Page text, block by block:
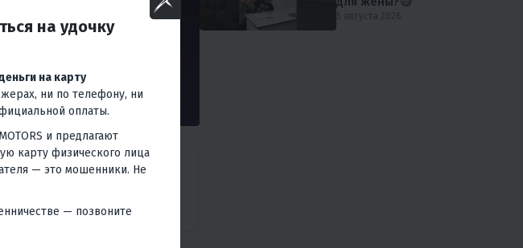
получить повреждения
5 августа 2026
на удочку
на карту
ни по телефону, ни
оплаты.
и предлагают
карту физического лица
— это мошенники. Не
— позвоните